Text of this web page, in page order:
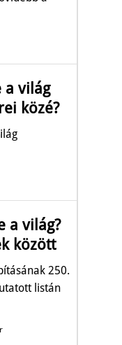
a világ
közé?
a világ?
között
250.
listán